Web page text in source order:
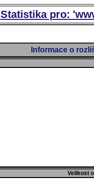
Statistika pro:
Informace o
Velikost